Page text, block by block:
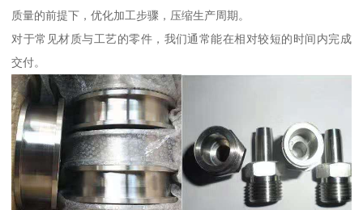
质量的前提下，优化加工步骤，压缩生产周期。
对于常见材质与工艺的零件，我们通常能在相对较短的时间内完成
交付。